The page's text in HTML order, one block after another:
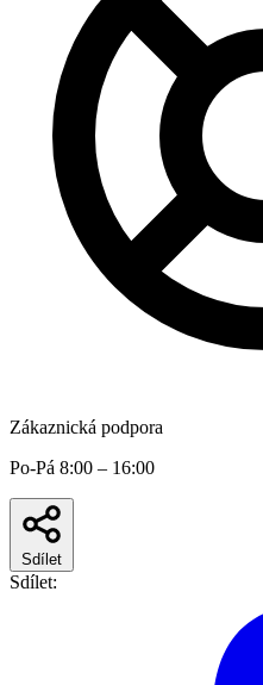
Zákaznická podpora
Po-Pá 8:00 – 16:00
Sdílet
Sdílet: